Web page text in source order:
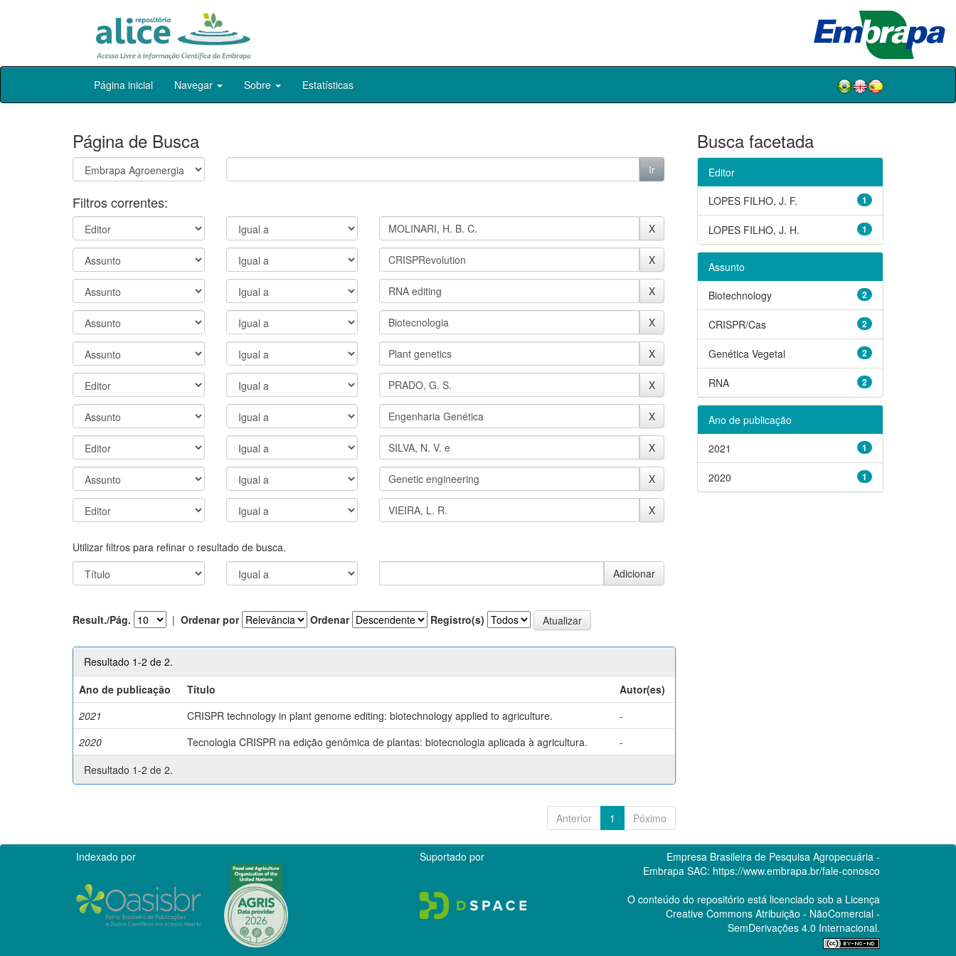
Skip
Página inicial Navegar Sobre Estatísticas
Página de Busca
Filtros correntes:
Utilizar filtros para refinar o resultado de busca.
Result./Pág. | Ordenar por Ordenar Registro(s)
Resultado 1-2 de 2.
Ano de publicação
Título
Autor(es)
2021
CRISPR technology in plant genome editing: biotechnology applied to agriculture.
-
2020
Tecnologia CRISPR na edição genômica de plantas: biotecnologia aplicada à agricultura.
-
Resultado 1-2 de 2.
Anterior 1 Póximo
Busca facetada
Editor
1
LOPES FILHO, J. F.
1
LOPES FILHO, J. H.
Assunto
2
Biotechnology
2
CRISPR/Cas
2
Genética Vegetal
2
RNA
Ano de publicação
1
2021
1
2020
Indexado por Suportado por
Empresa Brasileira de Pesquisa Agropecuária -
Embrapa SAC: https://www.embrapa.br/fale-conosco
O conteúdo do repositório está licenciado sob a Licença
Creative CommonsAtribuição - NãoComercial -
SemDerivações 4.0 Internacional.